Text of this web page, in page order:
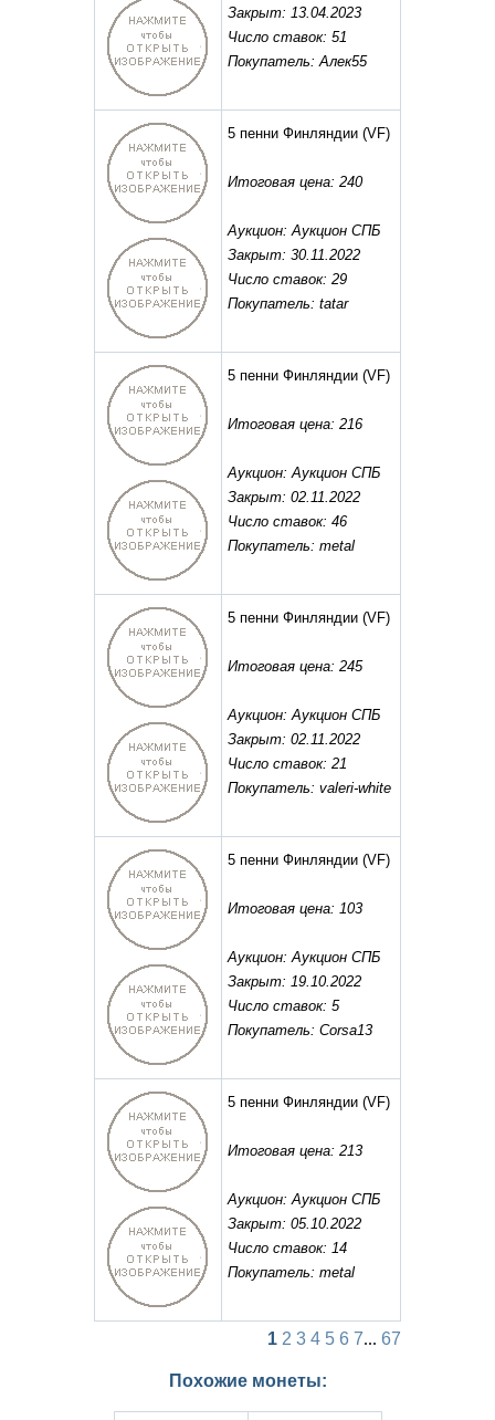
Закрыт: 13.04.2023
Число ставок: 51
Покупатель: Алек55
5 пенни Финляндии (VF)
Итоговая цена: 240
Аукцион: Аукцион СПБ
Закрыт: 30.11.2022
Число ставок: 29
Покупатель: tatar
5 пенни Финляндии (VF)
Итоговая цена: 216
Аукцион: Аукцион СПБ
Закрыт: 02.11.2022
Число ставок: 46
Покупатель: metal
5 пенни Финляндии (VF)
Итоговая цена: 245
Аукцион: Аукцион СПБ
Закрыт: 02.11.2022
Число ставок: 21
Покупатель: valeri-white
5 пенни Финляндии (VF)
Итоговая цена: 103
Аукцион: Аукцион СПБ
Закрыт: 19.10.2022
Число ставок: 5
Покупатель: Corsa13
5 пенни Финляндии (VF)
Итоговая цена: 213
Аукцион: Аукцион СПБ
Закрыт: 05.10.2022
Число ставок: 14
Покупатель: metal
1 2 3 4 5 6 7... 67
Похожие монеты: